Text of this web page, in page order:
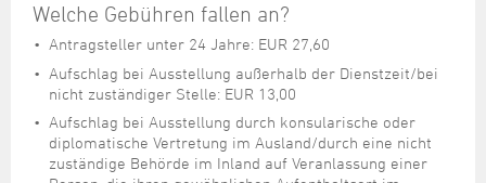
Welche Gebühren fallen an?
Antragsteller unter 24 Jahre: EUR 27,60
Aufschlag bei Ausstellung außerhalb der Dienstzeit/bei
nicht zuständiger Stelle: EUR 13,00
Aufschlag bei Ausstellung durch konsularische oder
diplomatische Vertretung im Ausland/durch eine nicht
zuständige Behörde im Inland auf Veranlassung einer